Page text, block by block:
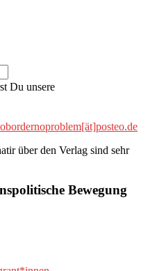
Du unsere
über den Verlag sind sehr
Bewegung